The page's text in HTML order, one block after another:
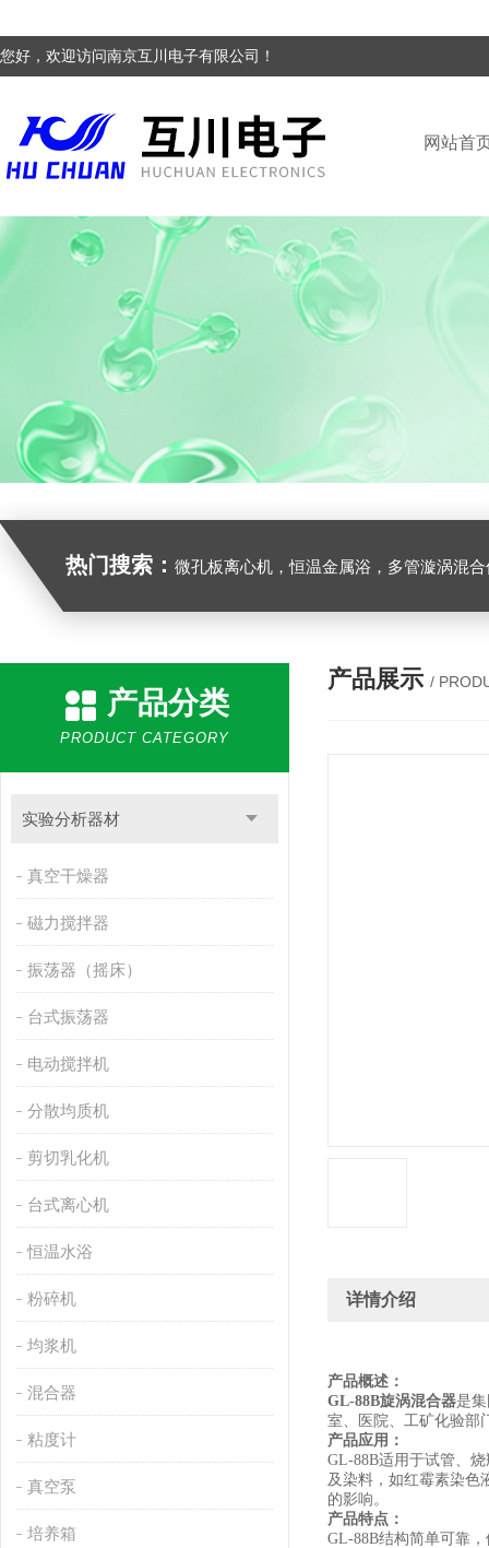
您好，欢迎访问南京互川电子有限公司！
网站首
热门搜索： 微孔板离心机，恒温金属浴，多管漩涡混合仪，梅毒旋转仪,红外线灭菌器，微孔板恒温振荡器，恒温混匀仪，水平摇床，牛奶抗生素恒
产品分类
PRODUCT CATEGORY
实验分析器材
真空干燥器
磁力搅拌器
振荡器（摇床）
台式振荡器
电动搅拌机
分散均质机
剪切乳化机
台式离心机
恒温水浴
粉碎机
均浆机
混合器
粘度计
真空泵
培养箱
产品展示 /
详情介绍
产品概述：
GL-88B旋涡混合器是
室、医院、工矿化验部
产品应用：
GL-88B适用于试管、
及染料，如红霉素染色
的影响。
产品特点：
GL-88B结构简单可靠